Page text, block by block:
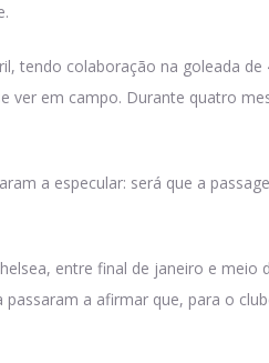
tendo colaboração na goleada de
ver em campo. Durante quatro
a especular: será que a
entre final de janeiro e meio
a afirmar que, para o